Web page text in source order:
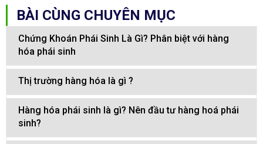
BÀI CÙNG CHUYÊN MỤC
Chứng Khoán Phái Sinh Là Gì? Phân biệt với hàng
hóa phái sinh
Thị trường hàng hóa là gì ?
Hàng hóa phái sinh là gì? Nên đầu tư hàng hoá phái
sinh?